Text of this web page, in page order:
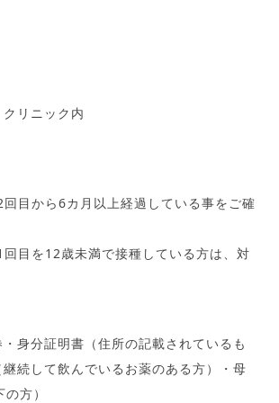
リニック内
目から6カ月以上経過している事をご確
目を12歳未満で接種している方は、対
・身分証明書（住所の記載されているも
続して飲んでいるお薬のある方）・母
方）